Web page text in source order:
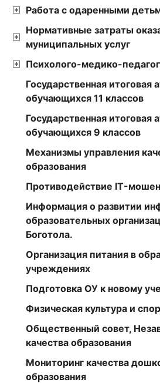
Работа с одаренными
Нормативные затраты
муниципальных услуг
Психолого-медико-
Государственная итоговая
обучающихся 11 классов
Государственная итоговая
обучающихся 9 классов
Механизмы управления
образования
Противодействие IT-
Информация о развитии
образовательных
Боготола.
Организация питания в
учреждениях
Подготовка ОУ к новому
Физическая культура и
Общественный совет,
качества образования
Мониторинг качества
образования